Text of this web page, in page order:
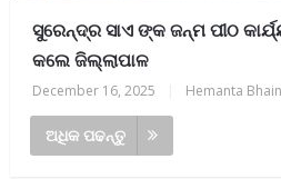
ସୁରେନ୍ଦ୍ର ସାଏ ଙ୍କ ଜନ୍ମ ପୀଠ
କଲେ ଜିଲ୍ଲାପାଳ
December 16, 2025 Hemanta
ଅଧିକ ପଢନ୍ତୁ